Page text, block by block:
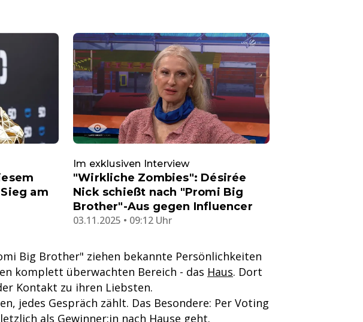
am
Im exklusiven Interview
"Wirkliche Zombies": Désirée
Nick schießt nach "Promi Big
Brother"-Aus gegen Influencer
03.11.2025 • 09:12 Uhr
Big Brother" ziehen bekannte Persönlichkeiten
komplett überwachten Bereich - das Haus. Dort
Kontakt zu ihren Liebsten.
jedes Gespräch zählt. Das Besondere: Per Voting
als Gewinner:in nach Hause geht.